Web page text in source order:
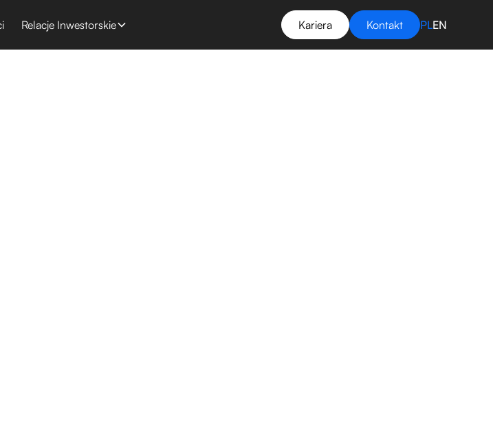
Relacje Inwestorskie Kariera Kontakt PLEN